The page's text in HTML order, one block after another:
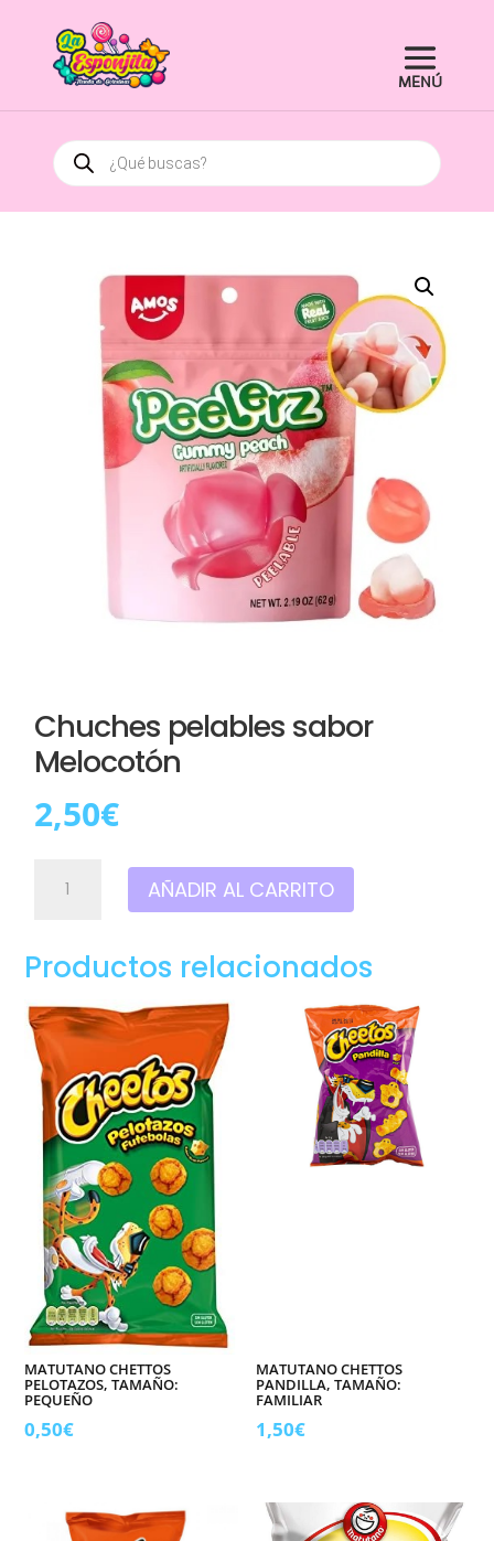
Búsqueda
de
productos
Chuches pelables sabor
Melocotón
2,50€
pelables
cantidad
AÑADIR AL CARRITO
Productos relacionados
MATUTANO CHETTOS
PELOTAZOS, TAMAÑO:
PEQUEÑO
0,50€
MATUTANO CHETTOS
PANDILLA, TAMAÑO:
FAMILIAR
1,50€